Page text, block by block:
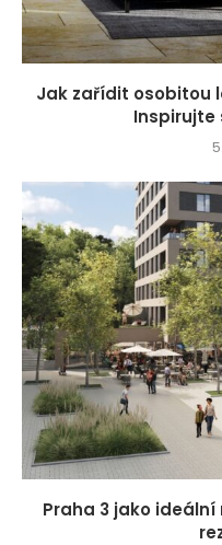
Jak zařídit osobitou
Inspirujte
Praha 3 jako